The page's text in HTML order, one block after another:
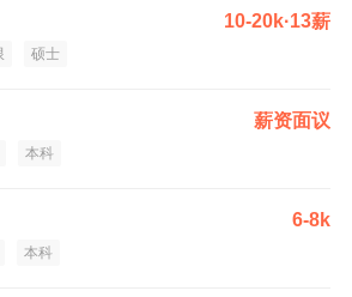
10-20k·13薪
硕士
薪资面议
本科
6-8k
本科